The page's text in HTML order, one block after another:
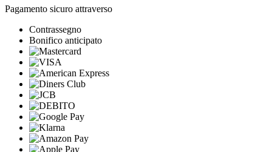
Pagamento sicuro attraverso
Contrassegno
Bonifico anticipato